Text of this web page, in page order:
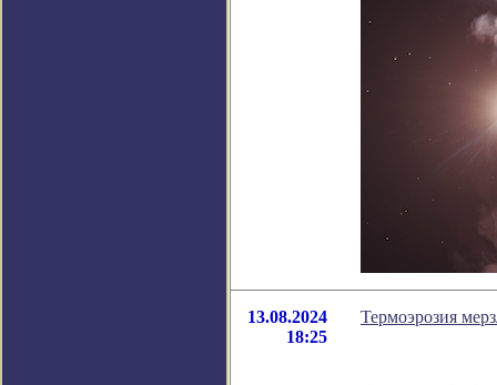
13.08.2024
18:25
Термоэрозия